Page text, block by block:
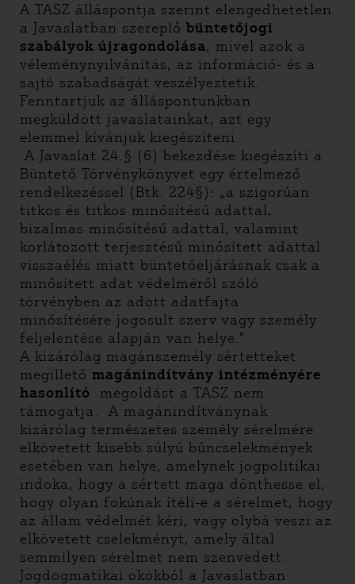
A TASZ álláspontja szerint elengedhetetlen
a Javaslatban szereplő büntetőjogi
szabályok újragondolása, mivel azok a
véleménynyilvánítás, az információ- és a
sajtó szabadságát veszélyeztetik.
Fenntartjuk az álláspontunkban
megküldött javaslatainkat, azt egy
elemmel kívánjuk kiegészíteni.
A Javaslat 24.§ (6) bekezdése kiegészíti a
Büntető Törvénykönyvet egy értelmező
rendelkezéssel (Btk. 224§): „a szigorúan
titkos és titkos minősítésű adattal,
bizalmas minősítésű adattal, valamint
korlátozott terjesztésű minősített adattal
visszaélés miatt büntetőeljárásnak csak a
minősített adat védelméről szóló
törvényben az adott adatfajta
minősítésére jogosult szerv vagy személy
feljelentése alapján van helye.”
A kizárólag magánszemély sértetteket
megillető magánindítvány intézményére
hasonlító megoldást a TASZ nem
támogatja. A magánindítványnak
kizárólag természetes személy sérelmére
elkövetett kisebb súlyú bűncselekmények
esetében van helye, amelynek jogpolitikai
indoka, hogy a sértett maga dönthesse el,
hogy olyan fokúnak ítéli-e a sérelmet, hogy
az állam védelmét kéri, vagy olybá veszi az
elkövetett cselekményt, amely által
semmilyen sérelmet nem szenvedett.
Jogdogmatikai okokból a Javaslatban